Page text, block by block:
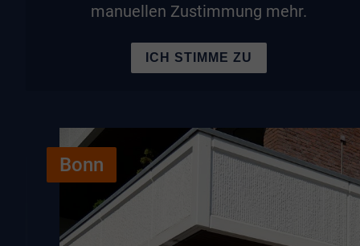
manuellen Zustimmung mehr.
ICH STIMME ZU
Bonn